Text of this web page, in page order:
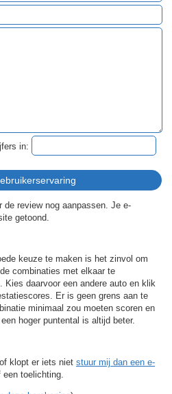
in:
review nog aanpassen. Je e-
getoond.
keuze te maken is het zinvol om
combinaties met elkaar te
Kies daarvoor een andere auto en klik
Er is geen grens aan te
minimaal zou moeten scoren en
hoger puntental is altijd beter.
klopt er iets niet stuur mij dan een e-
een toelichting.